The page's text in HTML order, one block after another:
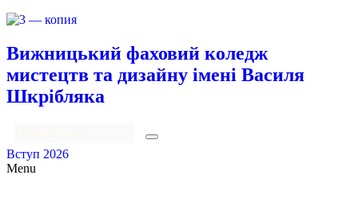
Вижницький фаховий коледж
мистецтв та дизайну імені Василя
Шкрібляка
Вступ 2026
Menu